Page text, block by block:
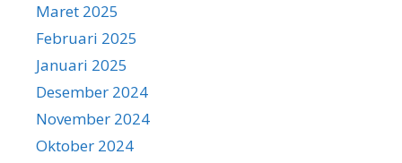
Maret 2025
Februari 2025
Januari 2025
Desember 2024
November 2024
Oktober 2024